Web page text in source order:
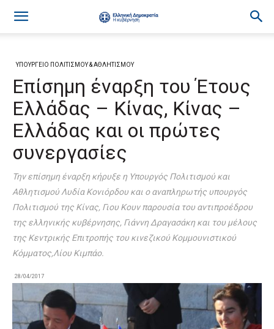
ΥΠΟΥΡΓΕΙΟ ΠΟΛΙΤΙΣΜΟΥ & ΑΘΛΗΤΙΣΜΟΥ
Επίσημη έναρξη του Έτους
Ελλάδας – Κίνας, Κίνας –
Ελλάδας και οι πρώτες
συνεργασίες
Την επίσημη έναρξη κήρυξε η Υπουργός Πολιτισμού και
Αθλητισμού Λυδία Κονιόρδου και ο αναπληρωτής υπουργός
Πολιτισμού της Κίνας, Γιου Κουν παρουσία του αντιπροέδρου
της ελληνικής κυβέρνησης, Γιάννη Δραγασάκη και του μέλους
της Κεντρικής Επιτροπής του κινεζικού Κομμουνιστικού
Κόμματος,Λίου Κιμπάο.
28/04/2017